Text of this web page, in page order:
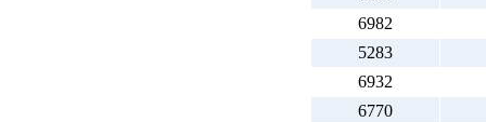
6982
5283
6932
6770